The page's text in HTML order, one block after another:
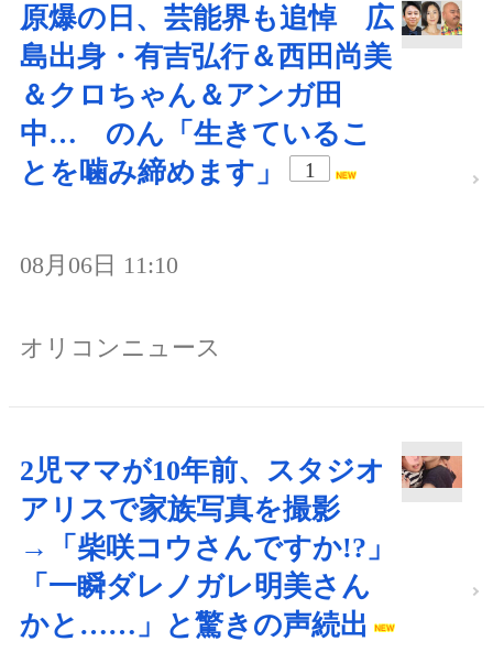
原爆の日、芸能界も追悼 広
島出身・有吉弘行＆西田尚美
＆クロちゃん＆アンガ田
中… のん「生きているこ
とを噛み締めます」
1
08月06日 11:10
オリコンニュース
2児ママが10年前、スタジオ
アリスで家族写真を撮影
→「柴咲コウさんですか!?」
「一瞬ダレノガレ明美さん
かと……」と驚きの声続出